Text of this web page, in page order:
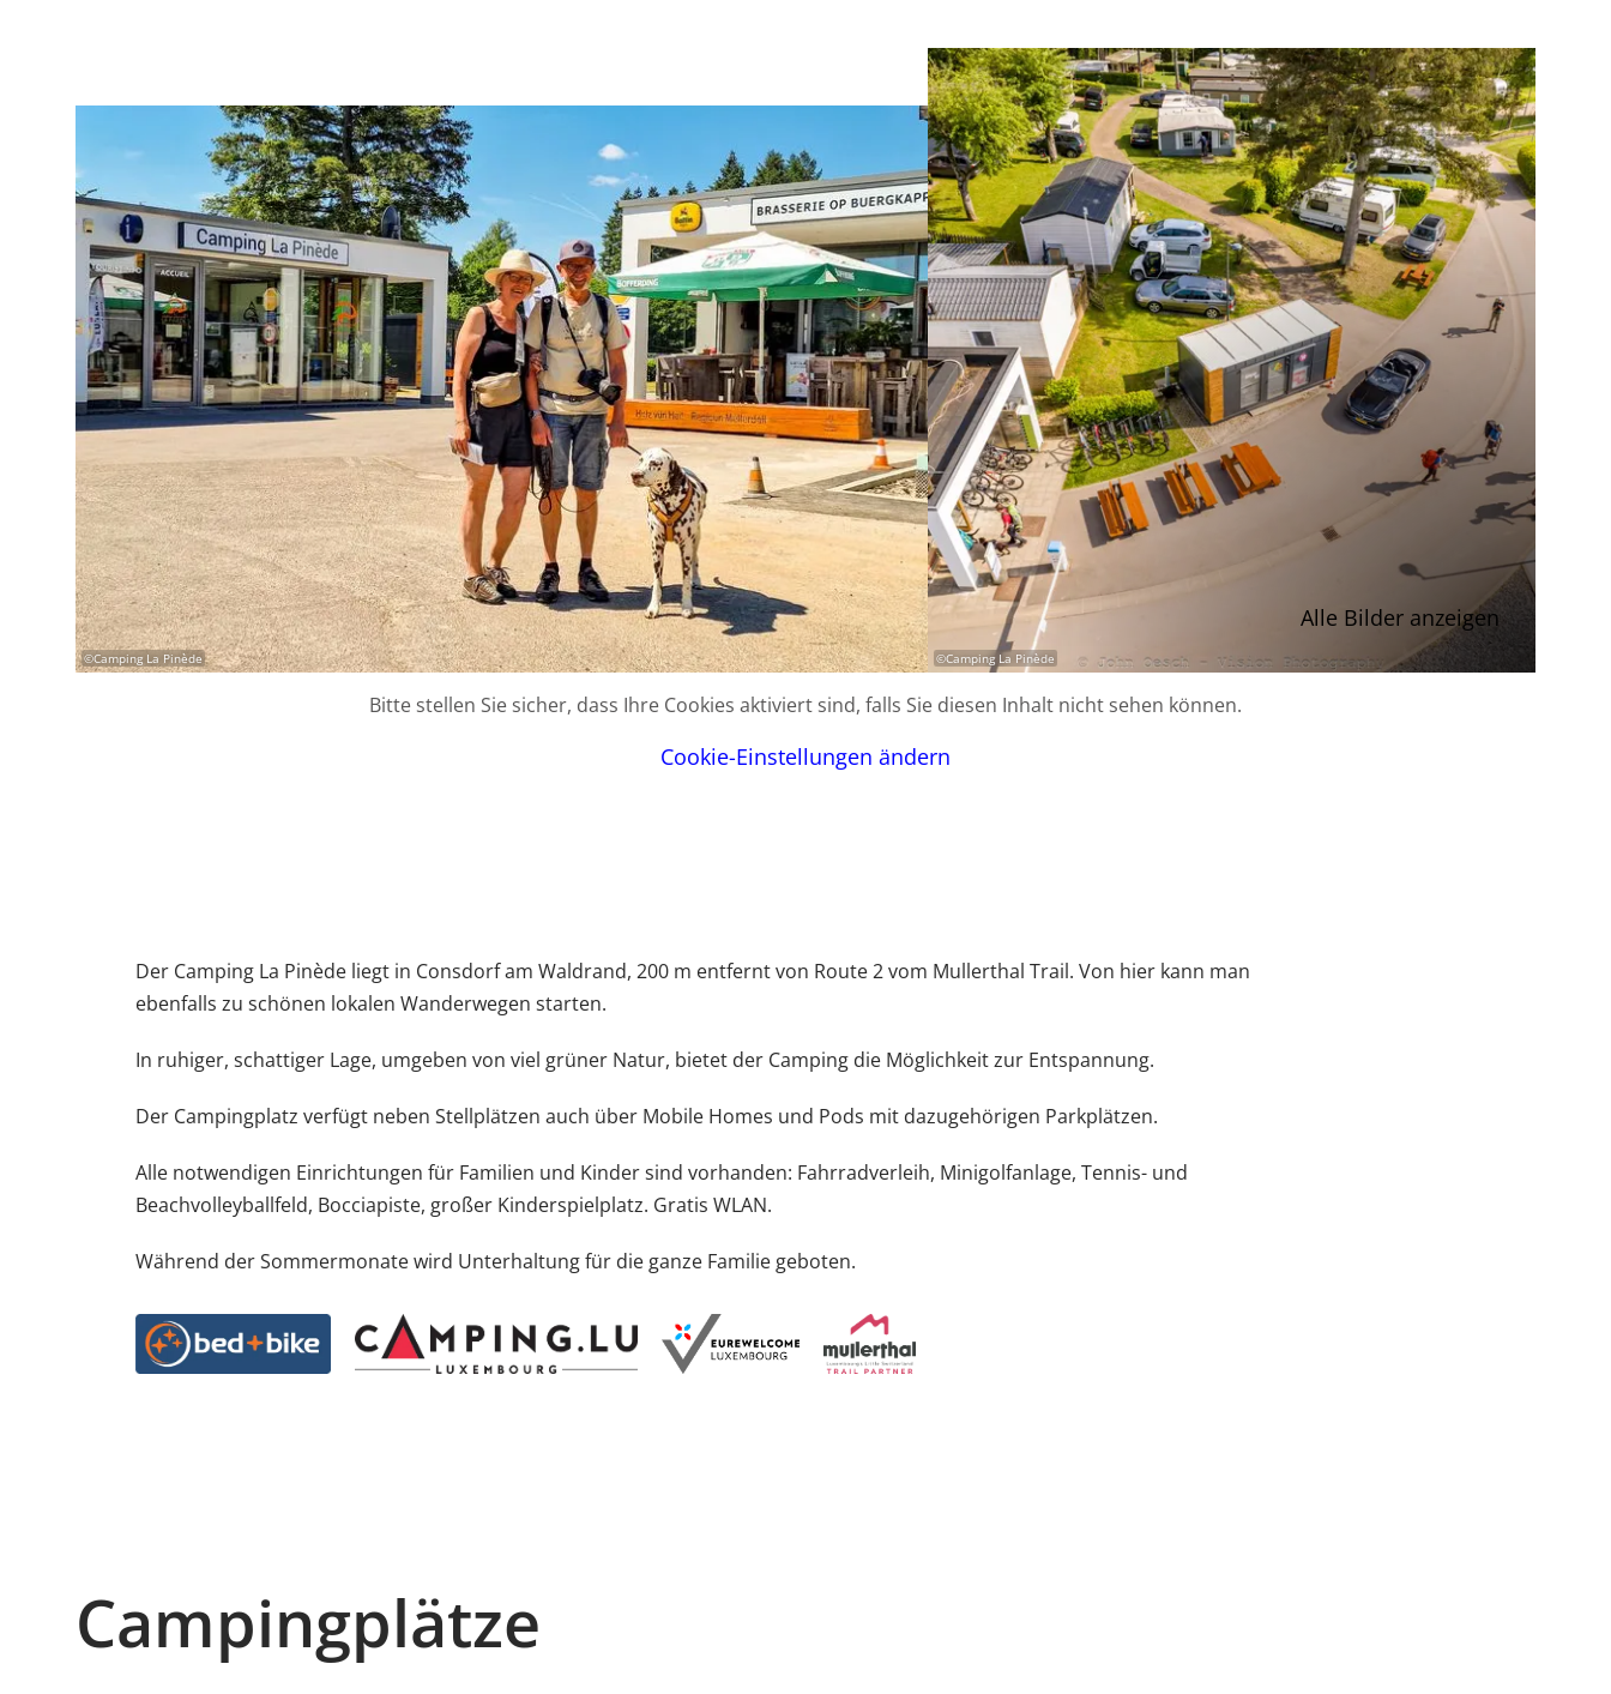
©Camping La Pinède ©Camping La Pinède
Alle Bilder anzeigen
Bitte stellen Sie sicher, dass Ihre Cookies aktiviert sind, falls Sie diesen Inhalt nicht sehen können.
Cookie-Einstellungen ändern
Der Camping La Pinède liegt in Consdorf am Waldrand, 200 m entfernt von Route 2 vom Mullerthal Trail. Von hier kann man
ebenfalls zu schönen lokalen Wanderwegen starten.
In ruhiger, schattiger Lage, umgeben von viel grüner Natur, bietet der Camping die Möglichkeit zur Entspannung.
Der Campingplatz verfügt neben Stellplätzen auch über Mobile Homes und Pods mit dazugehörigen Parkplätzen.
Alle notwendigen Einrichtungen für Familien und Kinder sind vorhanden: Fahrradverleih, Minigolfanlage, Tennis- und
Beachvolleyballfeld, Bocciapiste, großer Kinderspielplatz. Gratis WLAN.
Während der Sommermonate wird Unterhaltung für die ganze Familie geboten.
Campingplätze